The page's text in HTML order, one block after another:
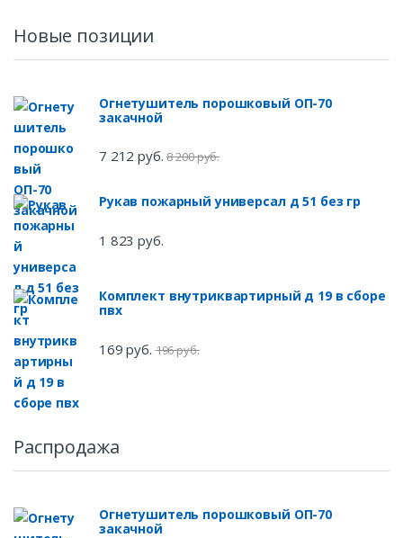
Новые позиции
Огнетушитель порошковый ОП-70
закачной
7 212 руб. 8 200 руб.
Рукав пожарный универсал д 51 без гр
1 823 руб.
Комплект внутриквартирный д 19 в сборе
пвх
169 руб. 196 руб.
Распродажа
Огнетушитель порошковый ОП-70
закачной